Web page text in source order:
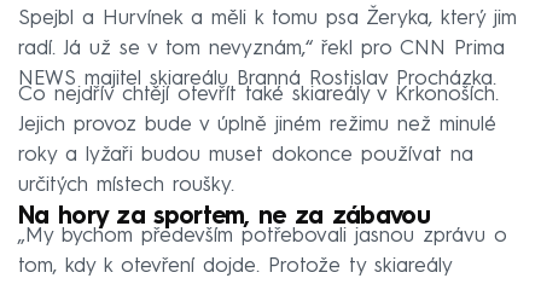
Spejbl a Hurvínek a měli k tomu psa Žeryka, který jim
radí. Já už se v tom nevyznám,“ řekl pro CNN Prima
NEWS majitel skiareálu Branná Rostislav Procházka.
Co nejdřív chtějí otevřít také skiareály v Krkonoších.
Jejich provoz bude v úplně jiném režimu než minulé
roky a lyžaři budou muset dokonce používat na
určitých místech roušky.
Na hory za sportem, ne za zábavou
„My bychom především potřebovali jasnou zprávu o
tom, kdy k otevření dojde. Protože ty skiareály